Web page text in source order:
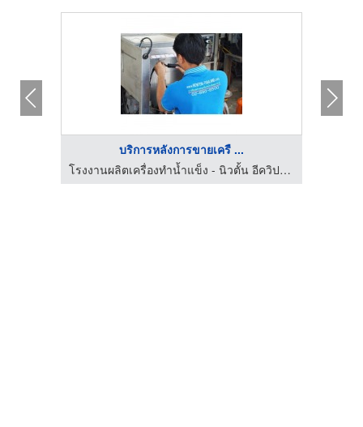
บริการหลังการขายเครื ...
โรงงานผลิตเครื่องทำน้ำแข็ง - นิวตั้น อีควิปเม้นท์